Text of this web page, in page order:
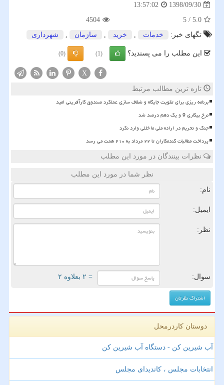
1398/09/30
13:57:02
5.0
/
5
4504
تگهای خبر:
خدمات , خرید , سازمان , شهرداری
این مطلب را می پسندید؟ (1)
(0)
X
تازه ترین مطالب مرتبط
برنامه ریزی برای تقویت جایگاه و شفاف سازی عملکرد صندوق کارآفرینی امید
نرخ بیکاری 9 و یک دهم درصد شد
جنگ و تحریم در اراده ملی ما خللی وارد نکرد
پرداخت مطالبات گندمکاران تا ۲۲ مرداد به ۲۱۰ همت می رسد
نظرات بینندگان در مورد این مطلب
نظر شما در مورد این مطلب
نام:
ایمیل:
نظر:
سوال: = ۲ بعلاوه ۲
دوستان کاردرمحل
آب شیرین کن - دستگاه آب شیرین کن
انتخابات مجلس ، کاندیدای مجلس